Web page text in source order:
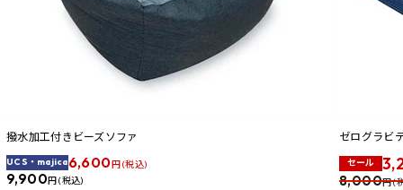
撥水加工付きビーズソファ
UCS・majica6,600円 (税込)
9,900円 (税込)
ゼログラビ
セール
8,000円 (